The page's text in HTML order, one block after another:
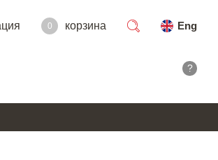
0 корзина
Eng
?